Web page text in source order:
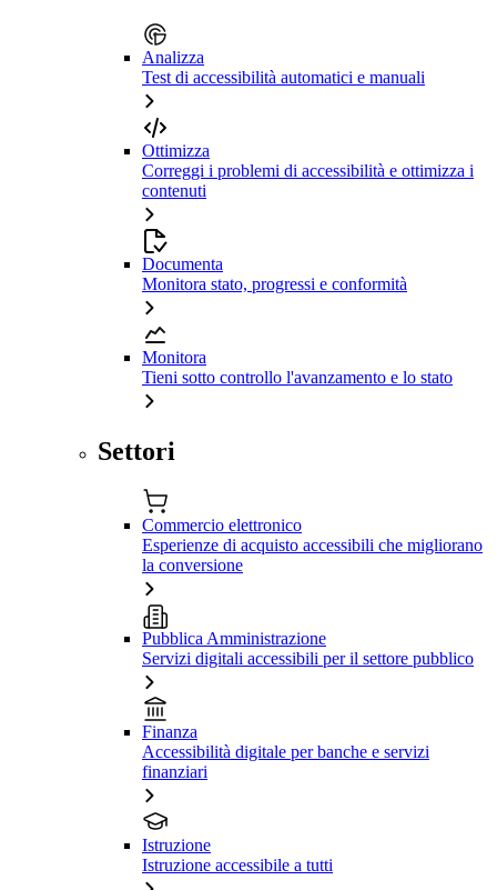
Analizza
Test di accessibilità automatici e manuali
Ottimizza
Correggi i problemi di accessibilità e ottimizza i
contenuti
Documenta
Monitora stato, progressi e conformità
Monitora
Tieni sotto controllo l'avanzamento e lo stato
Settori
Commercio elettronico
Esperienze di acquisto accessibili che migliorano
la conversione
Pubblica Amministrazione
Servizi digitali accessibili per il settore pubblico
Finanza
Accessibilità digitale per banche e servizi
finanziari
Istruzione
Istruzione accessibile a tutti